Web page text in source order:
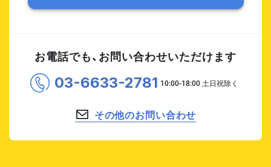
お電話でも、お問い合わせいただけます
03-6633-2781
その他のお問い合わせ